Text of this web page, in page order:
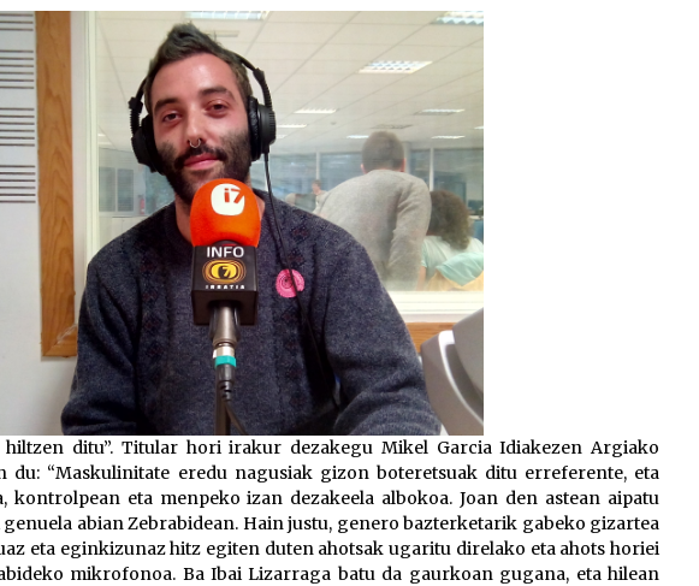
hiltzen ditu”. Titular hori irakur dezakegu Mikel Garcia Idiakezen Argiako
du: “Maskulinitate eredu nagusiak gizon boteretsuak ditu erreferente, eta
kontrolpean eta menpeko izan dezakeela albokoa. Joan den astean aipatu
abian Zebrabidean. Hain justu, genero bazterketarik gabeko gizartea
eta eginkizunaz hitz egiten duten ahotsak ugaritu direlako eta ahots horiei
mikrofonoa. Ba Ibai Lizarraga batu da gaurkoan gugana, eta hilean